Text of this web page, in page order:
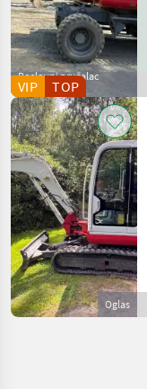
Poslovni pružalac
usluga
VIP TOP
Oglas